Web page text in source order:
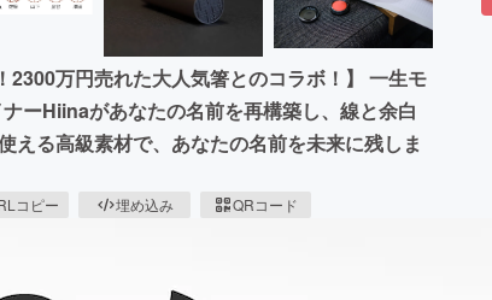
2300万円売れた大人気箸とのコラボ！】 一生モ
ーHiinaがあなたの名前を再構築し、線と余白
える高級素材で、あなたの名前を未来に残しま
コピー 埋め込み QRコード